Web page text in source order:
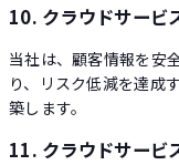
10. クラウドサービ
当社は、顧客情報を安
り、リスク低減を達成
築します。
11. クラウドサービ